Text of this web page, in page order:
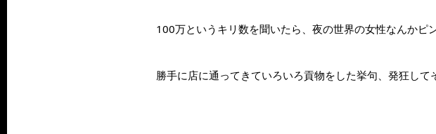
100万というキリ数を聞いたら、夜の世界の女性なんかピ
勝手に店に通ってきていろいろ貢物をした挙句、発狂して